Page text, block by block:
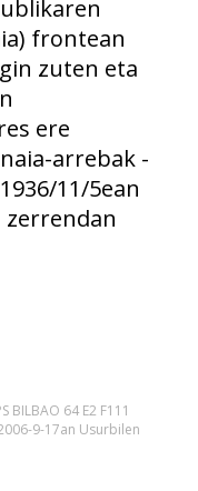
frontean
zuten eta
ere
arrebak -
11/5ean
64 E2 F111
9-17an Usurbilen